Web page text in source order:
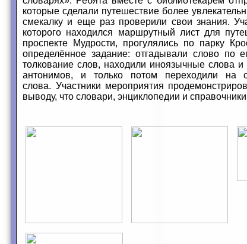
которые сделали путешествие более
смекалку и еще раз проверили свои знания.
которого находился маршрутный лист для
проспекте Мудрости, прогулялись по парку
определённое задание: отгадывали слово по
толкование слов, находили иноязычные слова
антонимов, и только потом переходили на
слова. Участники мероприятия
выводу, что словари, энциклопедии и